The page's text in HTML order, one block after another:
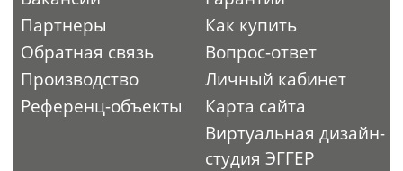
Партнеры
Обратная связь
Производство
Референц-объекты
Как купить
Вопрос-ответ
Личный кабинет
Карта сайта
Виртуальная дизайн-
студия ЭГГЕР